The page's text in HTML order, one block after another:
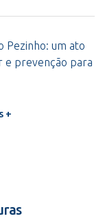
Pezinho: um ato
e prevenção para
+